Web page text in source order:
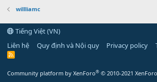
willliamc
Tiếng Việt (VN)
Liên hệ
Quy định và Nội quy Privacy policy
R
Community platform by XenForo® © 2010-2021